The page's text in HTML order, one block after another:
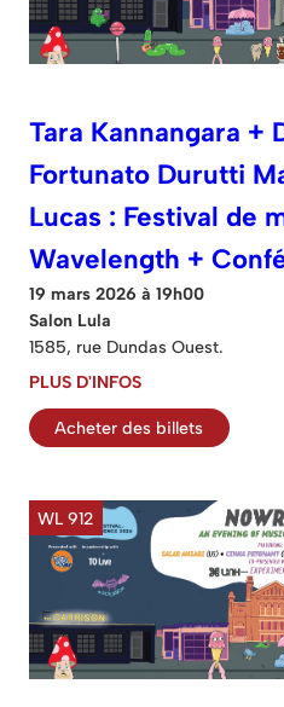
Tara Kannangara +
Fortunato Durutti
Lucas : Festival de
Wavelength +
19 mars 2026 à 19h00
Salon Lula
1585, rue Dundas Ouest.
PLUS D'INFOS
Acheter des billets
WL 912